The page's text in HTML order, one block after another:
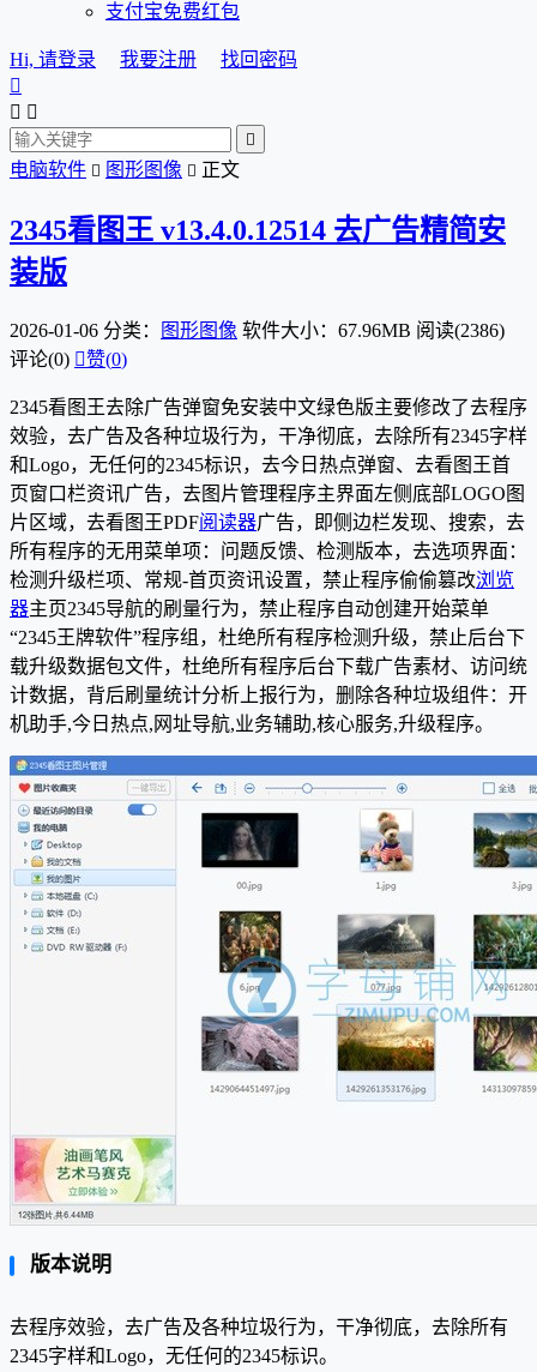
支付宝免费红包
Hi, 请登录 我要注册
找回密码

 

电脑软件  图形图像  正文
2345看图王 v13.4.0.12514 去广告精简安
装版
2026-01-06 分类： 图形图像 软件大小：67.96MB 阅读(2386)
评论(0) 赞(0)
2345看图王去除广告弹窗免安装中文绿色版主要修改了去程序
效验，去广告及各种垃圾行为，干净彻底，去除所有2345字样
和Logo，无任何的2345标识，去今日热点弹窗、去看图王首
页窗口栏资讯广告，去图片管理程序主界面左侧底部LOGO图
片区域，去看图王PDF阅读器广告，即侧边栏发现、搜索，去
所有程序的无用菜单项：问题反馈、检测版本，去选项界面：
检测升级栏项、常规-首页资讯设置，禁止程序偷偷篡改浏览
器主页2345导航的刷量行为，禁止程序自动创建开始菜单
“2345王牌软件”程序组，杜绝所有程序检测升级，禁止后台下
载升级数据包文件，杜绝所有程序后台下载广告素材、访问统
计数据，背后刷量统计分析上报行为，删除各种垃圾组件：开
机助手,今日热点,网址导航,业务辅助,核心服务,升级程序。
版本说明
去程序效验，去广告及各种垃圾行为，干净彻底，去除所有
2345字样和Logo，无任何的2345标识。